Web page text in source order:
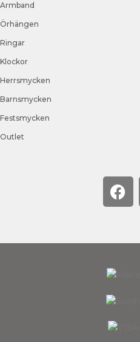
Armband
Örhängen
Ringar
Klockor
Herrsmycken
Barnsmycken
Festsmycken
Outlet